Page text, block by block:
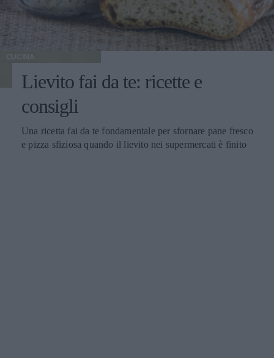
CUCINA
Lievito fai da te: ricette e
consigli
Una ricetta fai da te fondamentale per sfornare pane fresco
e pizza sfiziosa quando il lievito nei supermercati è finito